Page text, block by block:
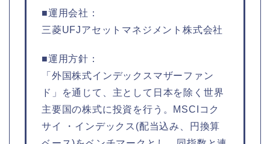
■運用会社：
三菱UFJアセットマネジメント株式会社
■運用方針：
「外国株式インデックスマザーファン
ド」を通じて、主として日本を除く世界
主要国の株式に投資を行う。MSCIコク
サイ ・インデックス(配当込み、円換算